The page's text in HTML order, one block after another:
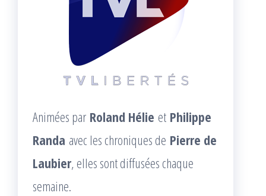
Animées par Roland Hélie et Philippe
Randa avec les chroniques de Pierre de
Laubier, elles sont diffusées chaque
semaine.